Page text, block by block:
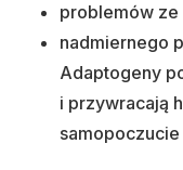
problemów ze
nadmiernego
Adaptogeny
i przywracają